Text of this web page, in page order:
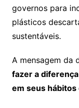
governos para
plásticos
sustentáveis.
A mensagem da
fazer a
em seus hábitos